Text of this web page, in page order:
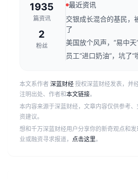
者社区，关注资本市场、公
值、财经传媒行业，是国
财经新媒体。
1935
篇资讯
2
粉丝
最近资讯
交银成长混合的基民，
了
美国放个风声，“易中天
员工“进口奶油”，坑了“
本文系作者 深蓝财经 授权深蓝财经发表，并
注明出处、作者和本文链接。
本内容来源于深蓝财经，文章内容仅供参考
资建议。
想和千万深蓝财经用户分享你的新奇观点和发
业或融资寻求报道， 点击这里。